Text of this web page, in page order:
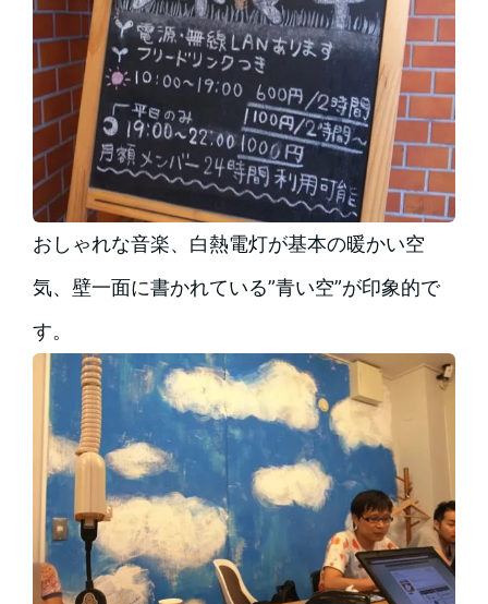
おしゃれな音楽、白熱電灯が基本の暖かい空
気、壁一面に書かれている”青い空”が印象的で
す。